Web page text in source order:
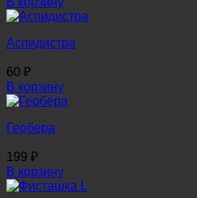
Аспидистра
60 ₽
В корзину
Гербера
199 ₽
В корзину